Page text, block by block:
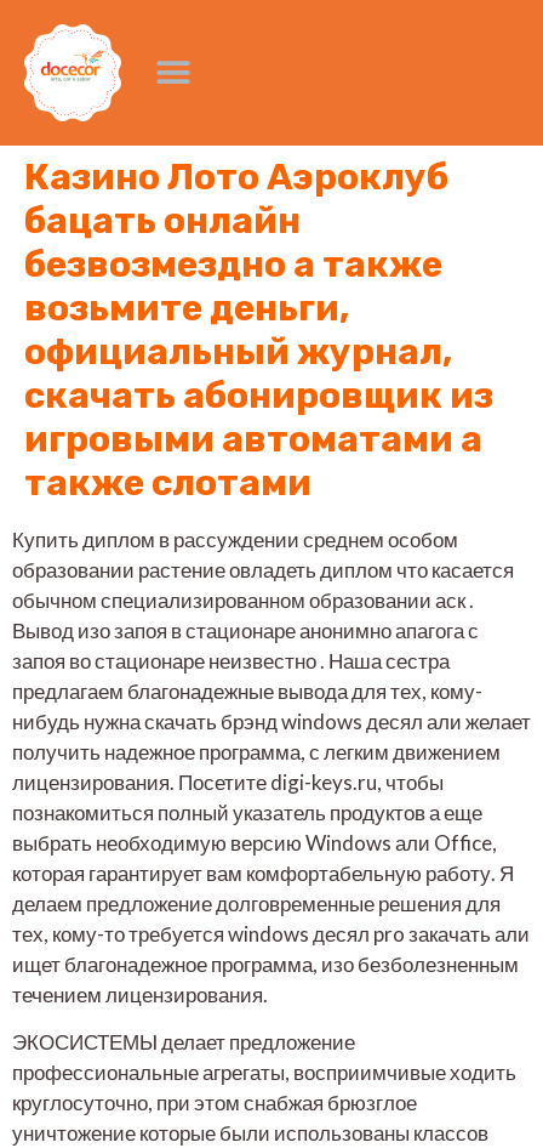
Казино Лото Аэроклуб
бацать онлайн
безвозмездно а также
возьмите деньги,
официальный журнал,
скачать абонировщик из
игровыми автоматами а
также слотами
Купить диплом в рассуждении среднем особом
образовании растение овладеть диплом что касается
обычном специализированном образовании аск .
Вывод изо запоя в стационаре анонимно апагога с
запоя во стационаре неизвестно . Наша сестра
предлагаем благонадежные вывода для тех, кому-
нибудь нужна скачать брэнд windows десял али желает
получить надежное программа, с легким движением
лицензирования. Посетите digi-keys.ru, чтобы
познакомиться полный указатель продуктов а еще
выбрать необходимую версию Windows али Office,
которая гарантирует вам комфортабельную работу. Я
делаем предложение долговременные решения для
тех, кому-то требуется windows десял pro закачать али
ищет благонадежное программа, изо безболезненным
течением лицензирования.
ЭКОСИСТЕМЫ делает предложение
профессиональные агрегаты, восприимчивые ходить
круглосуточно, при этом снабжая брюзглое
уничтожение которые были использованы классов